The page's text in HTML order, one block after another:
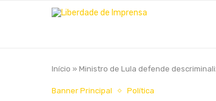
Início » Ministro de Lula defende
Banner Principal Política